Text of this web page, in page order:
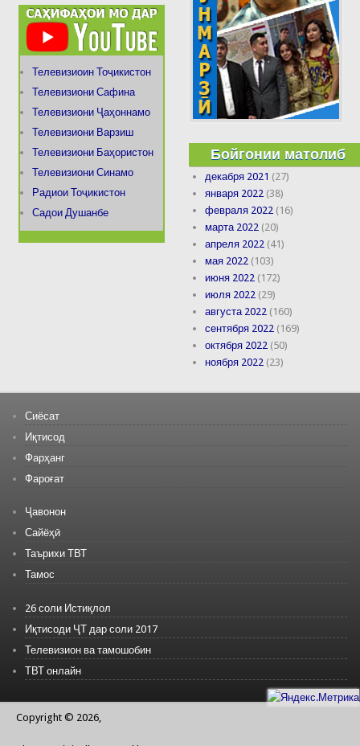
Телевизиоин Тоҷикистон
Телевизиони Сафина
Телевизиони Ҷаҳоннамо
Телевизиони Варзиш
Телевизиони Баҳористон
Телевизиони Синамо
Радиои Тоҷикистон
Садои Душанбе
Бойгонии матолиб
декабря 2021 (27)
января 2022 (38)
февраля 2022 (16)
марта 2022 (20)
апреля 2022 (41)
мая 2022 (103)
июня 2022 (172)
июля 2022 (29)
августа 2022 (160)
сентября 2022 (169)
октября 2022 (50)
ноября 2022 (23)
Сиёсат
Иқтисод
Фарҳанг
Фароғат
Ҷавонон
Сайёҳӣ
Таърихи ТВТ
Тамос
26 соли Истиқлол
Иқтисоди ҶТ дар соли 2017
Телевизион ва тамошобин
ТВТ онлайн
Copyright © 2026,